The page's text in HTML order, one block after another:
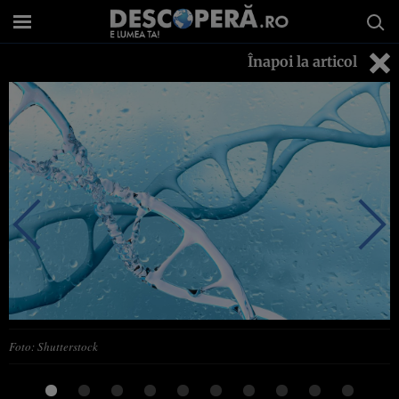
Înapoi la articol
Foto: Shutterstock